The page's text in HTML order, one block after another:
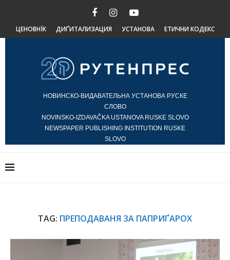
ЦЕНОВНЇК ДИҐИТАЛИЗАЦИЯ УСТАНОВА ЕТИЧНИ КОДЕКС
НОВИНСКО-ВИДАВАТЕЛЬНА УСТАНОВА РУСКЕ
СЛОВО
NOVINSKO-IZDAVAČKA USTANOVA RUSKE SLOVO
NEWSPAPER PUBLISHING INSTITUTION RUSKE
SLOVO
TAG: ПРЕПОДАВАНЯ ЗА ПАПРИҐАРОХ